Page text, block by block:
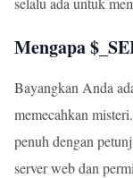
Mengapa
Bayangkan Anda
memecahkan
penuh dengan
server web dan